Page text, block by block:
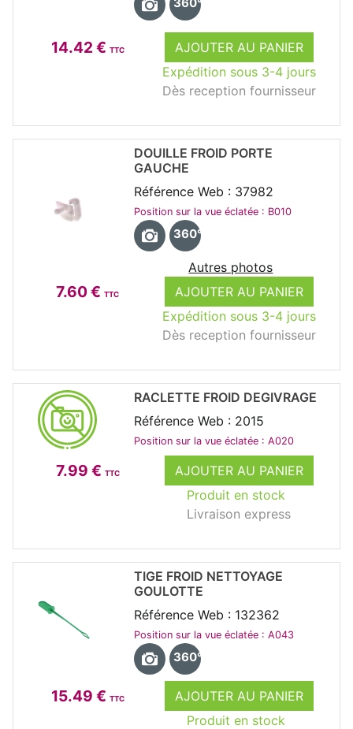
14.42 € TTC
AJOUTER AU PANIER
Expédition sous 3-4 jours
Dès reception fournisseur
7.60 € TTC
AJOUTER AU PANIER
Expédition sous 3-4 jours
Dès reception fournisseur
DOUILLE FROID PORTE
GAUCHE
Référence Web : 37982
Position sur la vue éclatée : B010
360°
Autres photos
7.99 € TTC
AJOUTER AU PANIER
Produit en stock
Livraison express
RACLETTE FROID DEGIVRAGE
Référence Web : 2015
Position sur la vue éclatée : A020
15.49 € TTC
AJOUTER AU PANIER
Produit en stock
TIGE FROID NETTOYAGE
GOULOTTE
Référence Web : 132362
Position sur la vue éclatée : A043
360°